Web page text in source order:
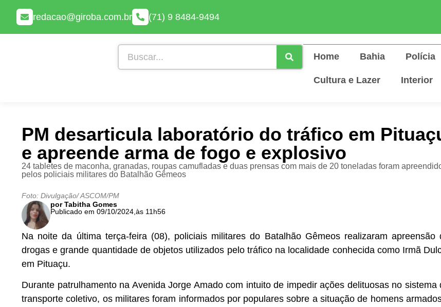
redacao@giroba.com.br (71) 9 8484-9494
Home Bahia Polícia
Cultura e Lazer Interior
PM desarticula laboratório do tráfico em
e apreende arma de fogo e explosivo
24 tabletes de maconha, granadas, roupas camufladas e duas prensas com mais de 20 toneladas foram
pelos policiais militares do Batalhão Gêmeos
Foto: Divulgação/ ASCOM/PM
por Tabitha Gomes
Publicado em 09/10/2024, às 11h56
Na noite da última terça-feira (08), policiais militares do Batalhão Gêmeos realizaram apreensão
drogas e grande quantidade de objetos utilizados pelo tráfico na localidade conhecida como Irmã
em Pituaçu.
Durante patrulhamento na Avenida Jorge Amado com intuito de impedir ações delituosas no sistema
transporte coletivo, os militares foram informados por populares sobre a situação de homens